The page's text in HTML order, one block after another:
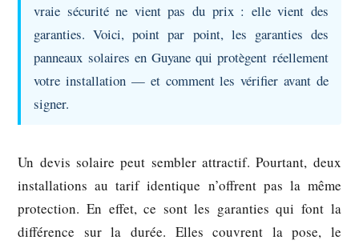
vraie sécurité ne vient pas du prix : elle vient des
garanties. Voici, point par point, les garanties des
panneaux solaires en Guyane qui protègent réellement
votre installation — et comment les vérifier avant de
signer.
Un devis solaire peut sembler attractif. Pourtant, deux
installations au tarif identique n’offrent pas la même
protection. En effet, ce sont les garanties qui font la
différence sur la durée. Elles couvrent la pose, le